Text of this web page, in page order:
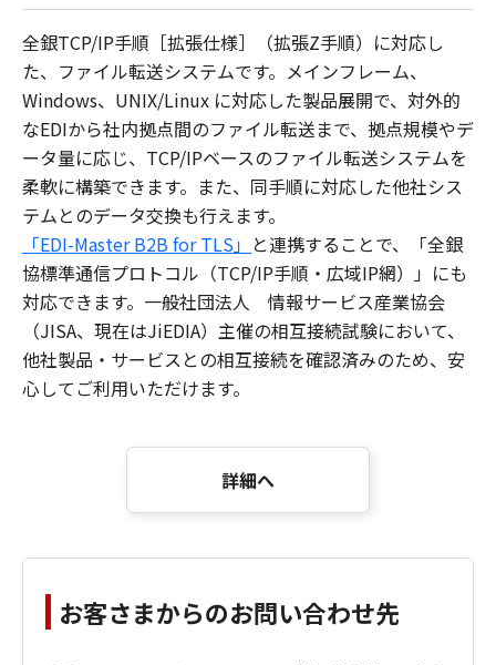
全銀TCP/IP手順［拡張仕様］（拡張Z手順）に対応し
た、ファイル転送システムです。メインフレーム、
Windows、UNIX/Linux に対応した製品展開で、対外的
なEDIから社内拠点間のファイル転送まで、拠点規模やデ
ータ量に応じ、TCP/IPベースのファイル転送システムを
柔軟に構築できます。また、同手順に対応した他社シス
テムとのデータ交換も行えます。
「EDI-Master B2B for TLS」 と連携することで、「全銀
協標準通信プロトコル（TCP/IP手順・広域IP網）」にも
対応できます。一般社団法人 情報サービス産業協会
（JISA、現在はJiEDIA）主催の相互接続試験において、
他社製品・サービスとの相互接続を確認済みのため、安
心してご利用いただけます。
詳細へ
お客さまからのお問い合わせ先